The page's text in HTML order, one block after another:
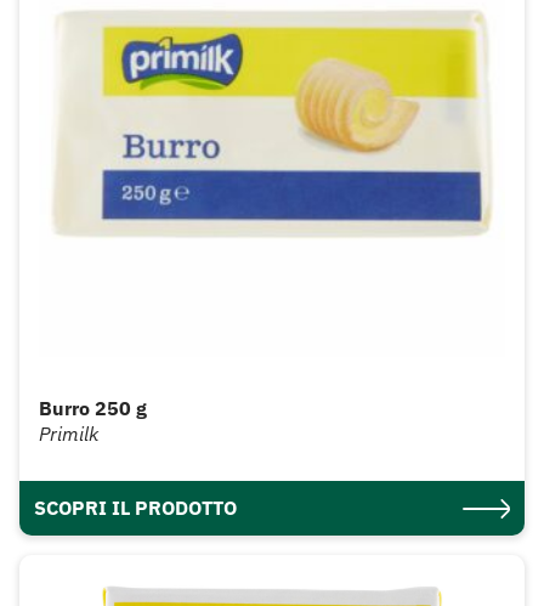
Burro 250 g
Primilk
SCOPRI IL PRODOTTO